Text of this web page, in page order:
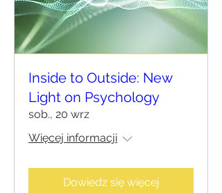
Inside to Outside: New
Light on Psychology
sob., 20 wrz
Więcej informacji
Dowiedz się więcej